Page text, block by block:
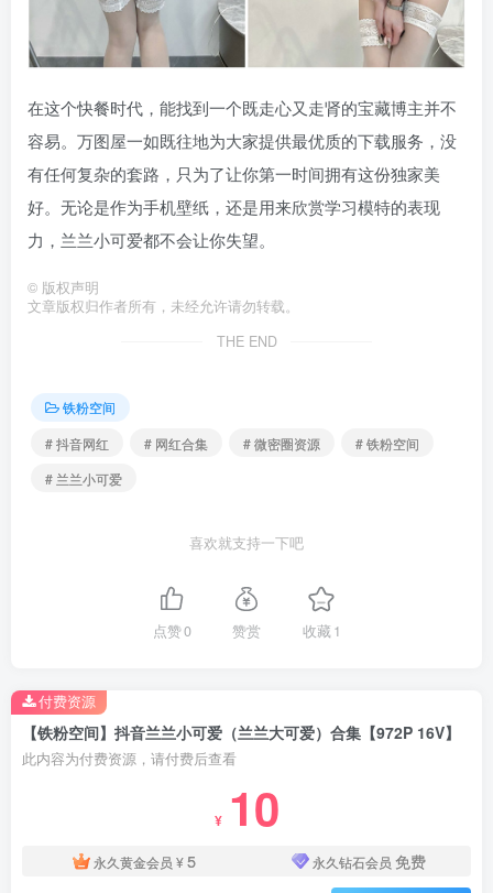
在这个快餐时代，能找到一个既走心又走肾的宝藏博主并不
容易。万图屋一如既往地为大家提供最优质的下载服务，没
有任何复杂的套路，只为了让你第一时间拥有这份独家美
好。无论是作为手机壁纸，还是用来欣赏学习模特的表现
力，兰兰小可爱都不会让你失望。
© 版权声明
文章版权归作者所有，未经允许请勿转载。
THE END
铁粉空间
# 抖音网红
# 网红合集 # 微密圈资源
# 铁粉空间
# 兰兰小可爱
喜欢就支持一下吧
点赞0 赞赏 收藏1
【铁粉空间】抖音兰兰小可爱（兰兰大可爱）合集【972P 16V】
此内容为付费资源，请付费后查看
¥ 10
永久黄金会员 ¥5 永久钻石会员 免费
付费资源